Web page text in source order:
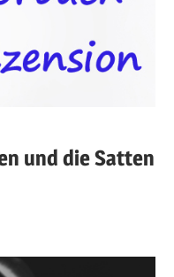
und die Satten